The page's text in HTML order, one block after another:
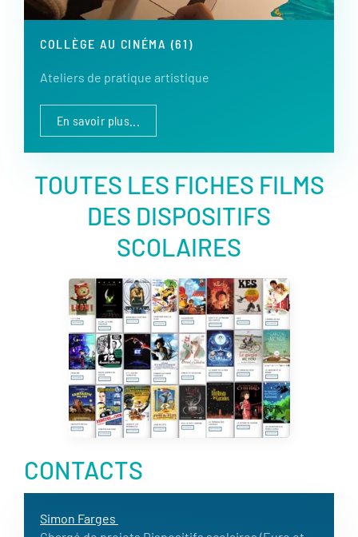
COLLÈGE AU CINÉMA (61)
Ateliers de pratique artistique
En savoir plus...
TOUTES LES FICHES FILMS
DES DISPOSITIFS
SCOLAIRES
CONTACTS
Simon Farges